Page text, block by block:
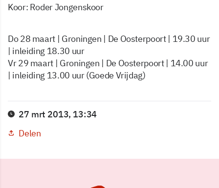
Koor: Roder Jongenskoor
Do 28 maart | Groningen | De Oosterpoort | 19.30 uur
| inleiding 18.30 uur
Vr 29 maart | Groningen | De Oosterpoort | 14.00 uur
| inleiding 13.00 uur (Goede Vrijdag)
27 mrt 2013, 13:34
Delen